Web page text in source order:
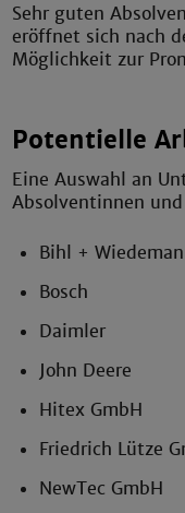
Sehr guten
eröffnet sich nach
Möglichkeit zur
Potentielle
Eine Auswahl an
Absolventinnen
Bihl +
Bosch
Daimler
John Deere
Hitex GmbH
Friedrich Lütze
NewTec GmbH